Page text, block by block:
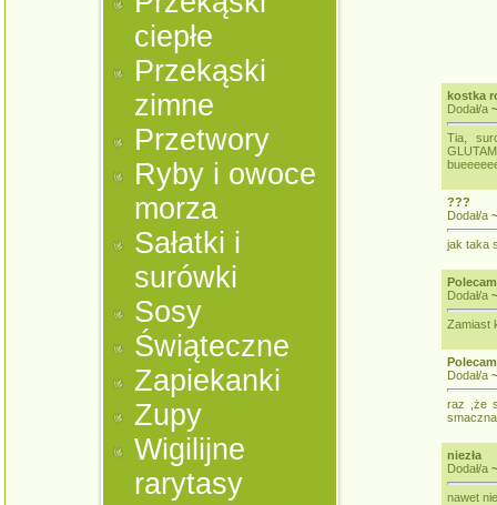
ciepłe
Przekąski
zimne
Przetwory
Ryby i owoce
morza
Sałatki i
surówki
Sosy
Świąteczne
Zapiekanki
Zupy
Wigilijne
rarytasy
kostka
Dodał/a
Tia,
???
Dodał/a
jak taka
Polecam
Dodał/a
Zamiast
Polecam
Dodał/a
raz ,że
niezła
Dodał/a
nawet